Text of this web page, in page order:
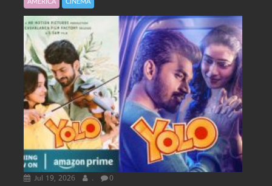
AMERICA CINEMA
Jul 19, 2026 . 0